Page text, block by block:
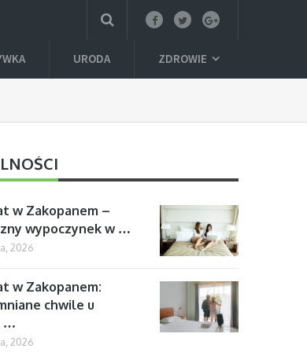
URODA ZDROWIE
w Zakopanem –
wypoczynek w …
2026
w Zakopanem:
chwile u
…
2026